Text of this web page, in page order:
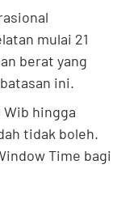
mulai 21
berat yang
ini.
Wib hingga
tidak boleh.
Time bagi